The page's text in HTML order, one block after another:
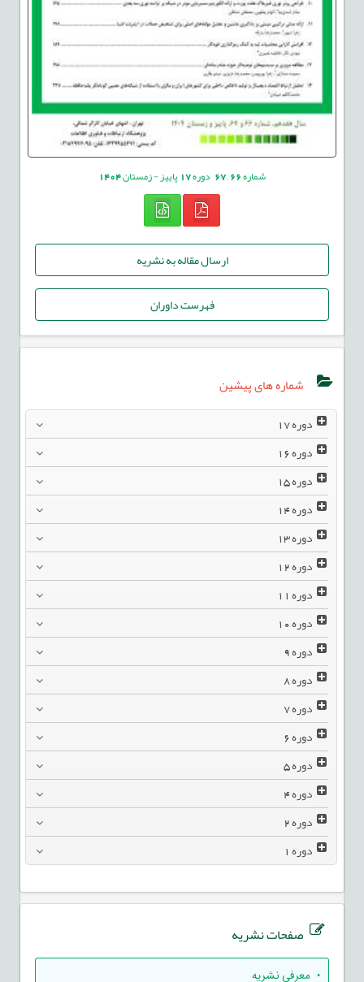
شماره66
,
67 دوره17پاییز - زمستان1404
ارسال مقاله به نشریه
فهرست داوران
شماره های پیشین
دوره17
دوره16
دوره15
دوره14
دوره13
دوره12
دوره11
دوره10
دوره9
دوره8
دوره7
دوره6
دوره5
دوره4
دوره2
دوره1
صفحات نشریه
• معرفی نشریه